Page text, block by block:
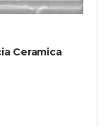
Ceramica